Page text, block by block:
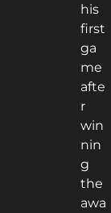
his
first
ga
me
afte
r
win
nin
g
the
awa